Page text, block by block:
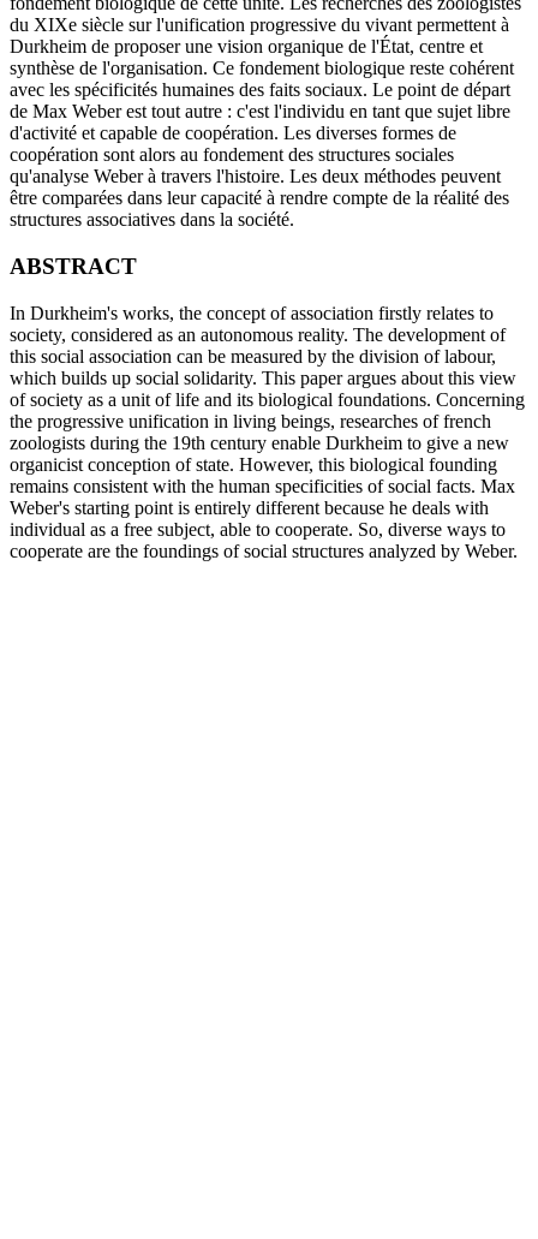
du XIXe siècle sur l'unification progressive du vivant permettent à
Durkheim de proposer une vision organique de l'État, centre et
synthèse de l'organisation. Ce fondement biologique reste cohérent
avec les spécificités humaines des faits sociaux. Le point de départ
de Max Weber est tout autre : c'est l'individu en tant que sujet libre
d'activité et capable de coopération. Les diverses formes de
coopération sont alors au fondement des structures sociales
qu'analyse Weber à travers l'histoire. Les deux méthodes peuvent
être comparées dans leur capacité à rendre compte de la réalité des
structures associatives dans la société.
ABSTRACT
In Durkheim's works, the concept of association firstly relates to
society, considered as an autonomous reality. The development of
this social association can be measured by the division of labour,
which builds up social solidarity. This paper argues about this view
of society as a unit of life and its biological foundations. Concerning
the progressive unification in living beings, researches of french
zoologists during the 19th century enable Durkheim to give a new
organicist conception of state. However, this biological founding
remains consistent with the human specificities of social facts. Max
Weber's starting point is entirely different because he deals with
individual as a free subject, able to cooperate. So, diverse ways to
cooperate are the foundings of social structures analyzed by Weber.